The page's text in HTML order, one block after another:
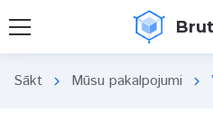
Sākt chevron_right Mūsu pakalpojumi chevron_right